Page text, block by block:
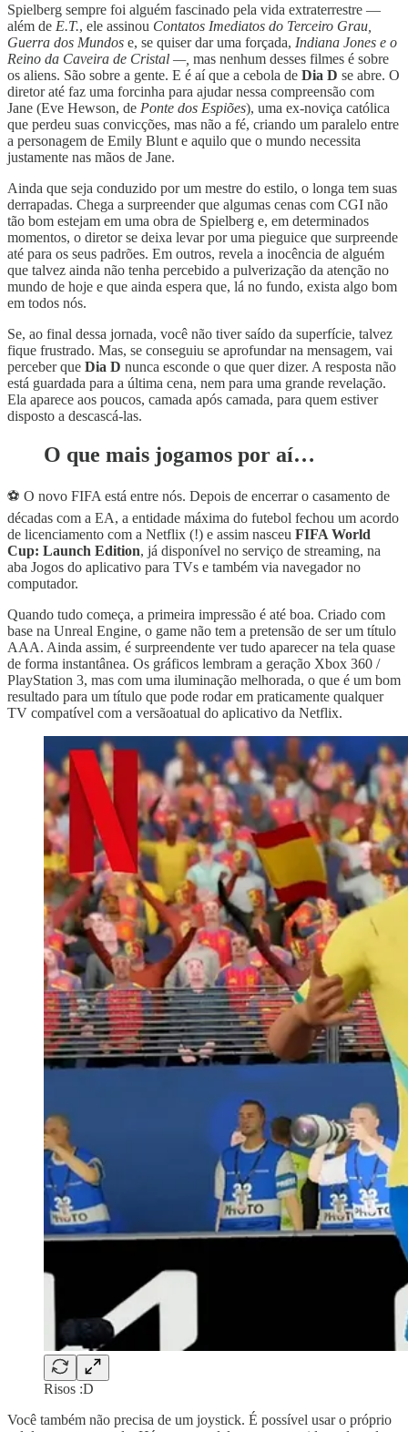
Spielberg sempre foi alguém fascinado pela vida extraterrestre —
além de E.T., ele assinou Contatos Imediatos do Terceiro Grau,
Guerra dos Mundos e, se quiser dar uma forçada, Indiana Jones e o
Reino da Caveira de Cristal —, mas nenhum desses filmes é sobre
os aliens. São sobre a gente. E é aí que a cebola de Dia D se abre. O
diretor até faz uma forcinha para ajudar nessa compreensão com
Jane (Eve Hewson, de Ponte dos Espiões), uma ex-noviça católica
que perdeu suas convicções, mas não a fé, criando um paralelo entre
a personagem de Emily Blunt e aquilo que o mundo necessita
justamente nas mãos de Jane.
Ainda que seja conduzido por um mestre do estilo, o longa tem suas
derrapadas. Chega a surpreender que algumas cenas com CGI não
tão bom estejam em uma obra de Spielberg e, em determinados
momentos, o diretor se deixa levar por uma pieguice que surpreende
até para os seus padrões. Em outros, revela a inocência de alguém
que talvez ainda não tenha percebido a pulverização da atenção no
mundo de hoje e que ainda espera que, lá no fundo, exista algo bom
em todos nós.
Se, ao final dessa jornada, você não tiver saído da superfície, talvez
fique frustrado. Mas, se conseguiu se aprofundar na mensagem, vai
perceber que Dia D nunca esconde o que quer dizer. A resposta não
está guardada para a última cena, nem para uma grande revelação.
Ela aparece aos poucos, camada após camada, para quem estiver
disposto a descascá-las.
O que mais jogamos por aí…
⚽ O novo FIFA está entre nós. Depois de encerrar o casamento de
décadas com a EA, a entidade máxima do futebol fechou um acordo
de licenciamento com a Netflix (!) e assim nasceu FIFA World
Cup: Launch Edition, já disponível no serviço de streaming, na
aba Jogos do aplicativo para TVs e também via navegador no
computador.
Quando tudo começa, a primeira impressão é até boa. Criado com
base na Unreal Engine, o game não tem a pretensão de ser um título
AAA. Ainda assim, é surpreendente ver tudo aparecer na tela quase
de forma instantânea. Os gráficos lembram a geração Xbox 360 /
PlayStation 3, mas com uma iluminação melhorada, o que é um bom
resultado para um título que pode rodar em praticamente qualquer
TV compatível com a versãoatual do aplicativo da Netflix.
Risos :D
Você também não precisa de um joystick. É possível usar o próprio